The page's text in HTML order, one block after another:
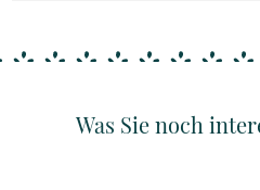
Was Sie noch